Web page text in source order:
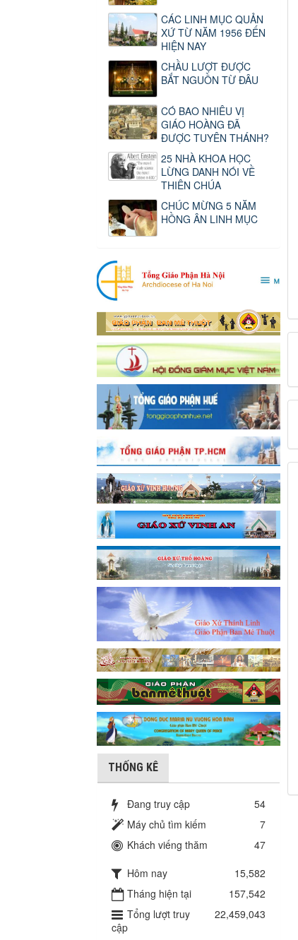
CÁC LINH MỤC QUẢN
XỨ TỪ NĂM 1956 ĐẾN
HIỆN NAY
CHẦU LƯỢT ĐƯỢC
BẮT NGUỒN TỪ ĐÂU
CÓ BAO NHIÊU VỊ
GIÁO HOÀNG ĐÃ
ĐƯỢC TUYÊN THÁNH?
25 NHÀ KHOA HỌC
LỪNG DANH NÓI VỀ
THIÊN CHÚA
CHÚC MỪNG 5 NĂM
HỒNG ÂN LINH MỤC
THỐNG KÊ
Đang truy cập
54
Máy chủ tìm kiếm
7
Khách viếng thăm
47
Hôm nay
15,582
Tháng hiện tại
157,542
Tổng lượt truy
cập
22,459,043